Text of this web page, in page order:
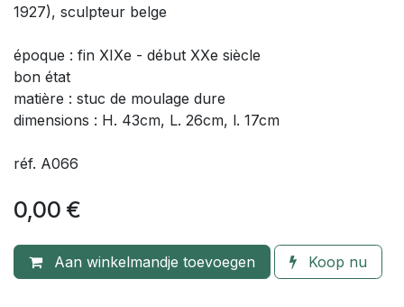
1927), sculpteur belge
époque : fin XIXe - début XXe siècle
bon état
matière : stuc de moulage dure
dimensions : H. 43cm, L. 26cm, l. 17cm
réf. A066
0,00 €
Aan winkelmandje toevoegen Koop nu